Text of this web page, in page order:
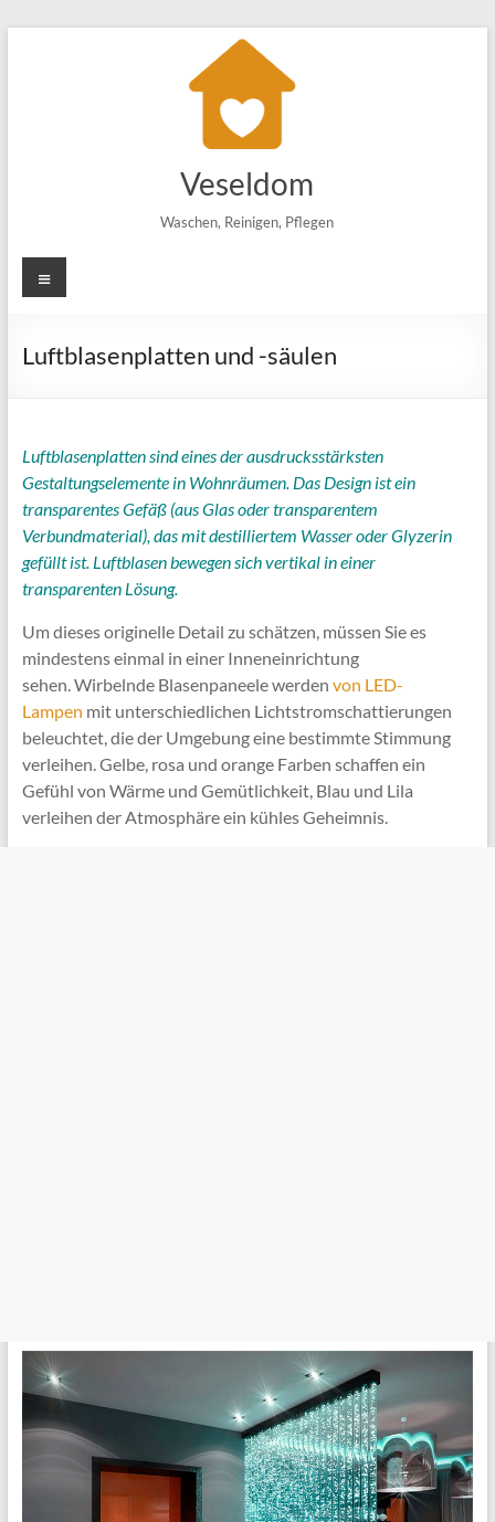
Veseldom
Waschen, Reinigen, Pflegen
Menü
Luftblasenplatten und -säulen
Luftblasenplatten sind eines der ausdrucksstärksten
Gestaltungselemente in Wohnräumen. Das Design ist ein
transparentes Gefäß (aus Glas oder transparentem
Verbundmaterial), das mit destilliertem Wasser oder Glyzerin
gefüllt ist. Luftblasen bewegen sich vertikal in einer
transparenten Lösung.
Um dieses originelle Detail zu schätzen, müssen Sie es
mindestens einmal in einer Inneneinrichtung
sehen. Wirbelnde Blasenpaneele werden von LED-
Lampen mit unterschiedlichen Lichtstromschattierungen
beleuchtet, die der Umgebung eine bestimmte Stimmung
verleihen. Gelbe, rosa und orange Farben schaffen ein
Gefühl von Wärme und Gemütlichkeit, Blau und Lila
verleihen der Atmosphäre ein kühles Geheimnis.